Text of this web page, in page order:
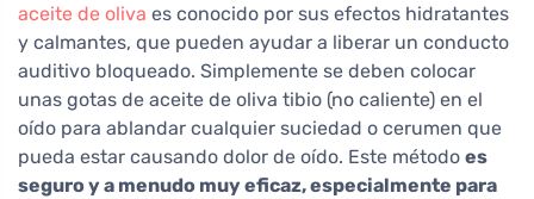
aceite de oliva es conocido por sus efectos hidratantes
y calmantes, que pueden ayudar a liberar un conducto
auditivo bloqueado. Simplemente se deben colocar
unas gotas de aceite de oliva tibio (no caliente) en el
oído para ablandar cualquier suciedad o cerumen que
pueda estar causando dolor de oído. Este método es
seguro y a menudo muy eficaz, especialmente para